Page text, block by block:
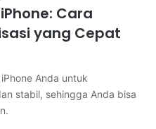
Cara
yang Cepat
Anda untuk
stabil, sehingga Anda bisa